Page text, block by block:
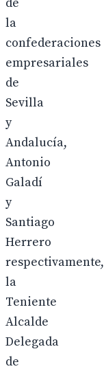
la
confederaciones
empresariales
de
Sevilla
y
Andalucía,
Antonio
Galadí
y
Santiago
Herrero
respectivamente,
la
Teniente
Alcalde
Delegada
de